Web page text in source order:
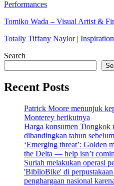
Performances
Tomiko Wada – Visual Artist &
Totally Tiffany Naylor |
Search
Recent Posts
Patrick Moore menunjuk
Monterey berikutnya
Harga konsumen Tiongkok
dibandingkan tahun
‘Emerging threat’: Golden
the Delta — help isn’t
Suriah melakukan operasi
'BiblioBike' di
penghargaan nasional